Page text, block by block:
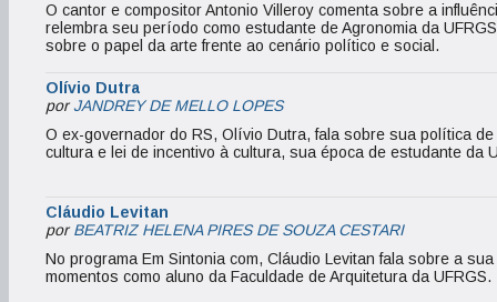
O cantor e compositor Antonio Villeroy comenta sobre a
relembra seu período como estudante de Agronomia da
sobre o papel da arte frente ao cenário político e social.
Olívio Dutra
porJANDREY DE MELLO LOPES
O ex-governador do RS, Olívio Dutra, fala sobre sua política
cultura e lei de incentivo à cultura, sua época de estudante da
Cláudio Levitan
porBEATRIZ HELENA PIRES DE SOUZA CESTARI
No programa Em Sintonia com, Cláudio Levitan fala sobre a
momentos como aluno da Faculdade de Arquitetura da UFRGS.